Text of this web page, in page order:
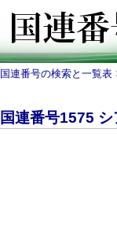
国連番号の検索と一覧表
国連番号1575